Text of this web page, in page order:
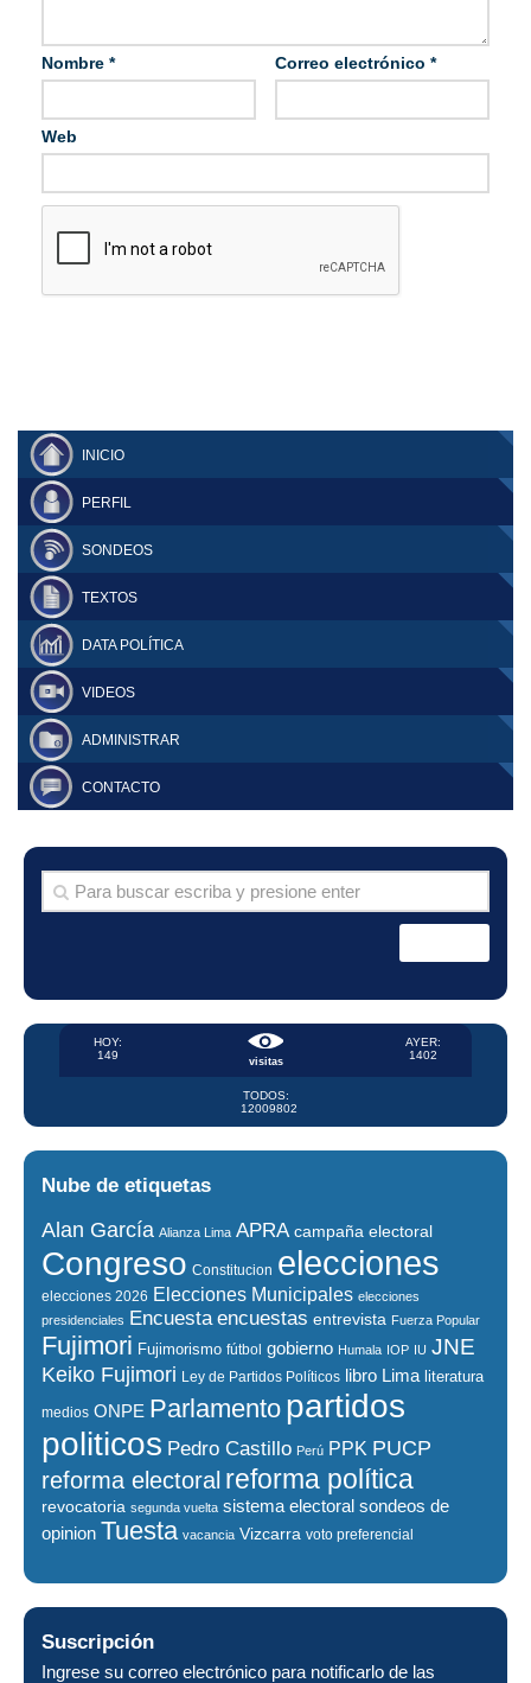
Nombre * Correo electrónico *
Web
INICIO
PERFIL
SONDEOS
TEXTOS
DATA POLÍTICA
VIDEOS
ADMINISTRAR
CONTACTO
visitas
HOY:
149
AYER:
1402
TODOS:
12009802
Nube de etiquetas
Alan García Alianza Lima APRA campaña electoral
Congreso Constitucion elecciones
elecciones 2026 Elecciones Municipales elecciones
presidenciales Encuesta encuestas entrevista Fuerza Popular
Fujimori Fujimorismo fútbol gobierno Humala IOP IU JNE
Keiko Fujimori Ley de Partidos Políticos libro Lima literatura
medios ONPE Parlamento partidos
politicos Pedro Castillo Perú PPK PUCP
reforma electoral reforma política
revocatoria segunda vuelta sistema electoral sondeos de
opinion Tuesta vacancia Vizcarra voto preferencial
Suscripción
Ingrese su correo electrónico para notificarlo de las